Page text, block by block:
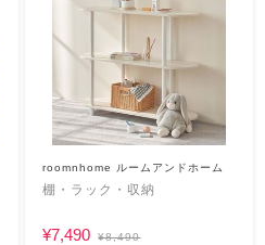
roomnhome ルームアンドホーム
棚・ラック・収納
¥7,490 ¥8,490